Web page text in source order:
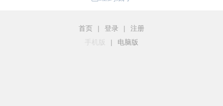
首页 | 登录 |
注册
手机版
| 电脑版